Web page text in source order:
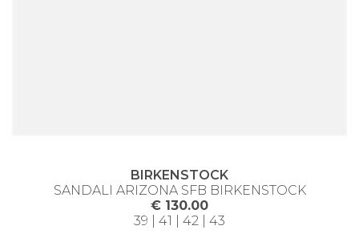
BIRKENSTOCK
SANDALI ARIZONA SFB BIRKENSTOCK
€ 130.00
39 | 41 | 42 | 43